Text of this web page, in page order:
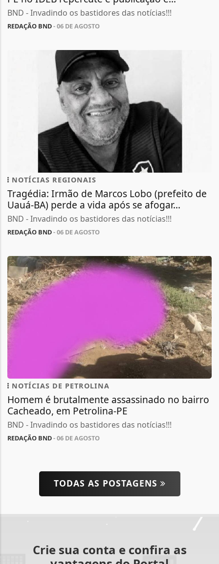
BND - Invadindo os bastidores das notícias!!!
REDAÇÃO BND- 06 DE AGOSTO
NOTÍCIAS REGIONAIS
Tragédia: Irmão de Marcos Lobo (prefeito de
Uauá-BA) perde a vida após se afogar...
BND - Invadindo os bastidores das notícias!!!
REDAÇÃO BND- 06 DE AGOSTO
NOTÍCIAS DE PETROLINA
Homem é brutalmente assassinado no bairro
Cacheado, em Petrolina-PE
BND - Invadindo os bastidores das notícias!!!
REDAÇÃO BND- 06 DE AGOSTO
TODAS AS POSTAGENS
Crie sua conta e confira as